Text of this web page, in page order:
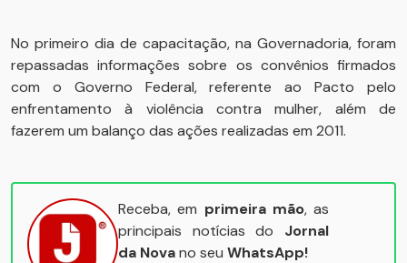
No primeiro dia de capacitação, na Governadoria, foram
repassadas informações sobre os convênios firmados
com o Governo Federal, referente ao Pacto pelo
enfrentamento à violência contra mulher, além de
fazerem um balanço das ações realizadas em 2011.
Receba, em primeira mão, as
principais notícias do Jornal
da Novano seu WhatsApp!